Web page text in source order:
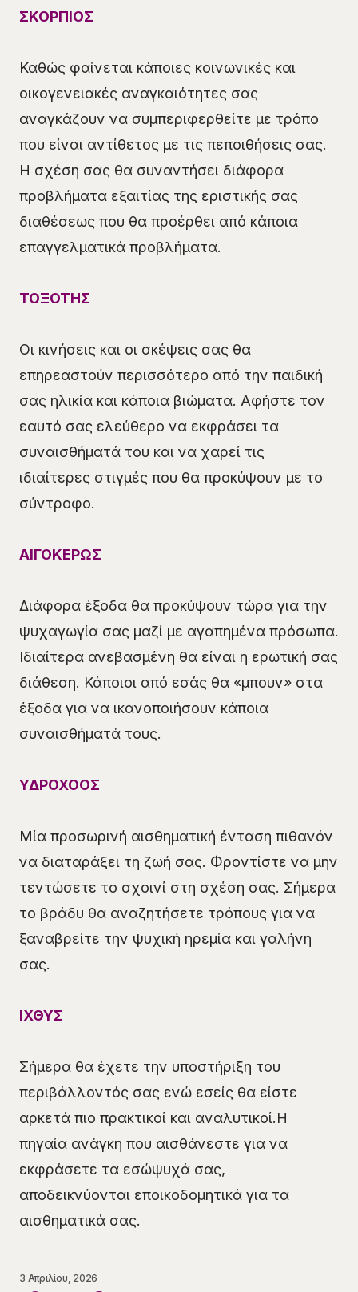
ΣΚΟΡΠΙΟΣ
Καθώς φαίνεται κάποιες κοινωνικές και
οικογενειακές αναγκαιότητες σας
αναγκάζουν να συμπεριφερθείτε με τρόπο
που είναι αντίθετος με τις πεποιθήσεις σας.
Η σχέση σας θα συναντήσει διάφορα
προβλήματα εξαιτίας της εριστικής σας
διαθέσεως που θα προέρθει από κάποια
επαγγελματικά προβλήματα.
ΤΟΞΟΤΗΣ
Οι κινήσεις και οι σκέψεις σας θα
επηρεαστούν περισσότερο από την παιδική
σας ηλικία και κάποια βιώματα. Αφήστε τον
εαυτό σας ελεύθερο να εκφράσει τα
συναισθήματά του και να χαρεί τις
ιδιαίτερες στιγμές που θα προκύψουν με το
σύντροφο.
ΑΙΓΟΚΕΡΩΣ
Διάφορα έξοδα θα προκύψουν τώρα για την
ψυχαγωγία σας μαζί με αγαπημένα πρόσωπα.
Ιδιαίτερα ανεβασμένη θα είναι η ερωτική σας
διάθεση. Κάποιοι από εσάς θα «μπουν» στα
έξοδα για να ικανοποιήσουν κάποια
συναισθήματά τους.
ΥΔΡΟΧΟΟΣ
Μία προσωρινή αισθηματική ένταση πιθανόν
να διαταράξει τη ζωή σας. Φροντίστε να μην
τεντώσετε το σχοινί στη σχέση σας. Σήμερα
το βράδυ θα αναζητήσετε τρόπους για να
ξαναβρείτε την ψυχική ηρεμία και γαλήνη
σας.
ΙΧΘΥΣ
Σήμερα θα έχετε την υποστήριξη του
περιβάλλοντός σας ενώ εσείς θα είστε
αρκετά πιο πρακτικοί και αναλυτικοί.Η
πηγαία ανάγκη που αισθάνεστε για να
εκφράσετε τα εσώψυχά σας,
αποδεικνύονται εποικοδομητικά για τα
αισθηματικά σας.
3 Απριλίου, 2026